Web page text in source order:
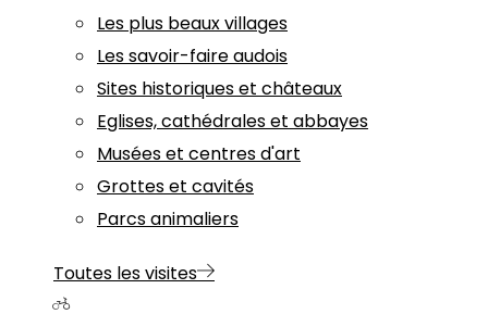
Les plus beaux villages
Les savoir-faire audois
Sites historiques et châteaux
Eglises, cathédrales et abbayes
Musées et centres d'art
Grottes et cavités
Parcs animaliers
Toutes les visites